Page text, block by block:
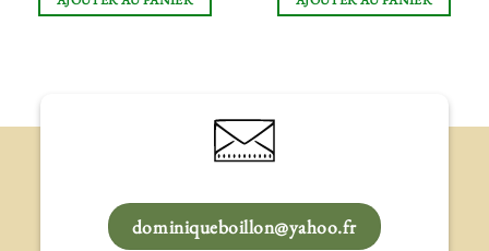
dominiqueboillon@yahoo.fr